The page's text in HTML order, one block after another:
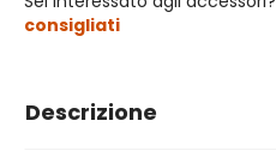
consigliati
Descrizione